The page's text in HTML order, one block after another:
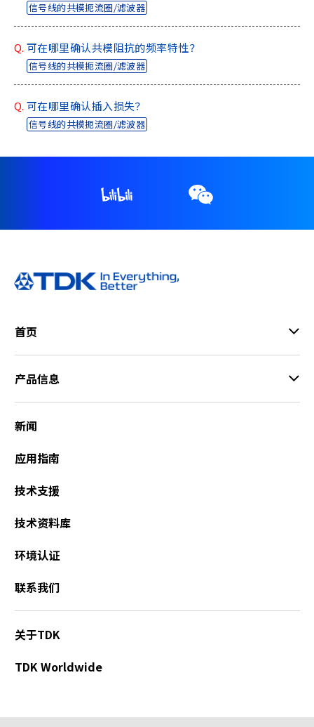
信号线的共模扼流圈/滤波器
Q. 可在哪里确认共模阻抗的频率特性？
信号线的共模扼流圈/滤波器
Q. 可在哪里确认插入损失？
信号线的共模扼流圈/滤波器
首页
产品信息
新闻
应用指南
技术支援
技术资料库
环境认证
联系我们
关于TDK
TDK Worldwide